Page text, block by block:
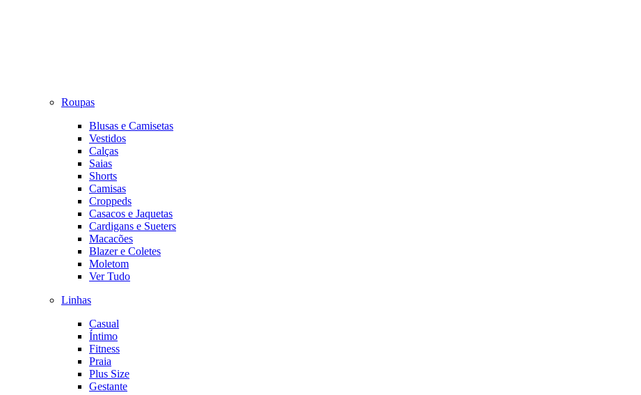
Roupas
Blusas e Camisetas
Vestidos
Calças
Saias
Shorts
Camisas
Croppeds
Casacos e Jaquetas
Cardigans e Sueters
Macacões
Blazer e Coletes
Moletom
Ver Tudo
Linhas
Casual
Íntimo
Fitness
Praia
Plus Size
Gestante